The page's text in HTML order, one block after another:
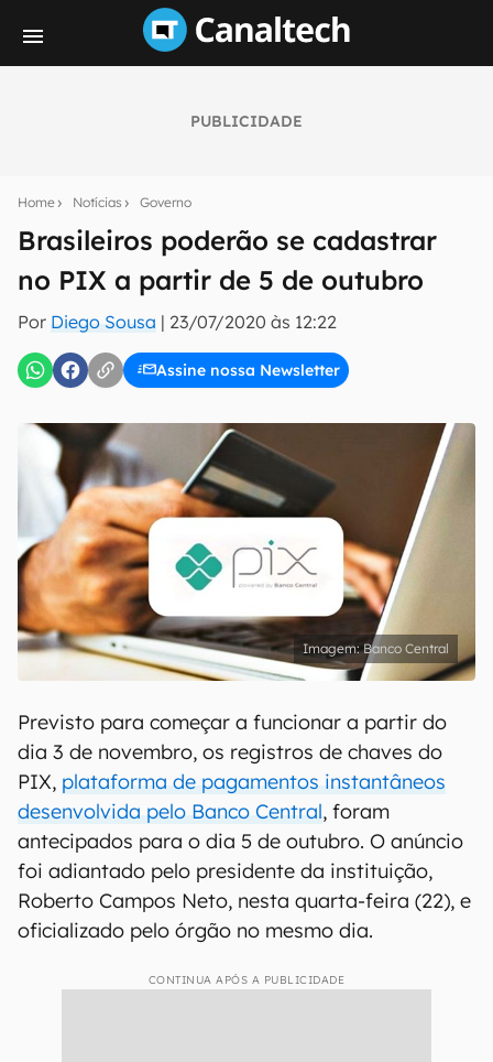
PUBLICIDADE
Home Notícias Governo
Brasileiros poderão se cadastrar
no PIX a partir de 5 de outubro
Por Diego Sousa | 23/07/2020 às 12:22
Assine nossa Newsletter
notícias e reviews sobre tecnologia em primeira
mão.
E-mail
inscreva-se
Confirmo que li, aceito e concordo com os
Uso e Política de Privacidade do Canaltech.
Banco Central
Previsto para começar a funcionar a partir do
dia 3 de novembro, os registros de chaves do
PIX, plataforma de pagamentos instantâneos
desenvolvida pelo Banco Central, foram
antecipados para o dia 5 de outubro. O anúncio
foi adiantado pelo presidente da instituição,
Roberto Campos Neto, nesta quarta-feira (22), e
oficializado pelo órgão no mesmo dia.
CONTINUA APÓS A PUBLICIDADE